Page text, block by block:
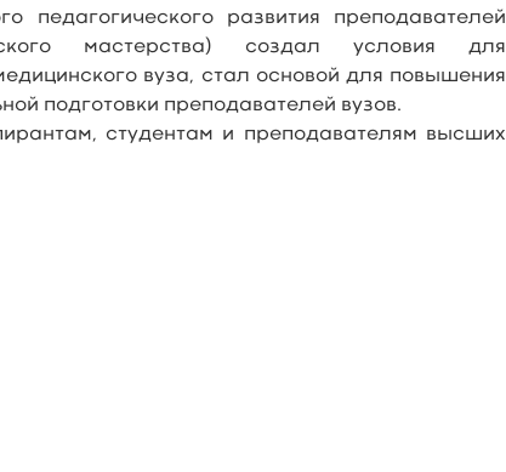
педагогического развития преподавателей
мастерства) создал условия для
вуза, стал основой для повышения
подготовки преподавателей вузов.
студентам и преподавателям высших